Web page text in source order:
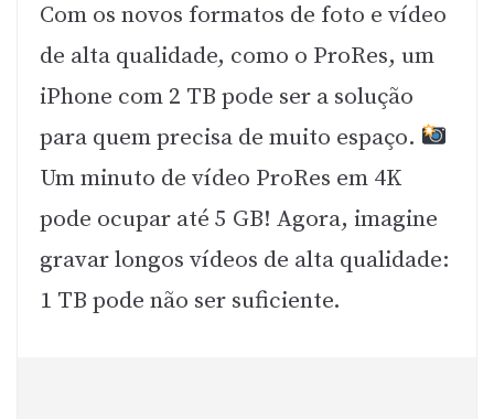
Com os novos formatos de foto e vídeo
de alta qualidade, como o ProRes, um
iPhone com 2 TB pode ser a solução
para quem precisa de muito espaço.
Um minuto de vídeo ProRes em 4K
pode ocupar até 5 GB! Agora, imagine
gravar longos vídeos de alta qualidade:
1 TB pode não ser suficiente.